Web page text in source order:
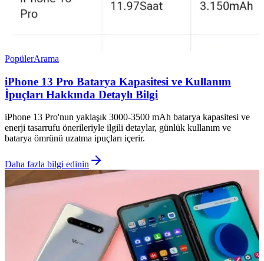
PopülerArama
iPhone 13 Pro Batarya Kapasitesi ve Kullanım
İpuçları Hakkında Detaylı Bilgi
iPhone 13 Pro'nun yaklaşık 3000-3500 mAh batarya kapasitesi ve
enerji tasarrufu önerileriyle ilgili detaylar, günlük kullanım ve
batarya ömrünü uzatma ipuçları içerir.
Daha fazla bilgi edinin